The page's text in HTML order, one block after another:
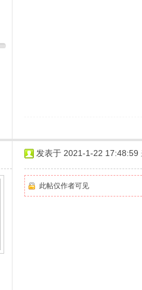
发表于 2021-1-22 17:48:59
此帖仅作者可见